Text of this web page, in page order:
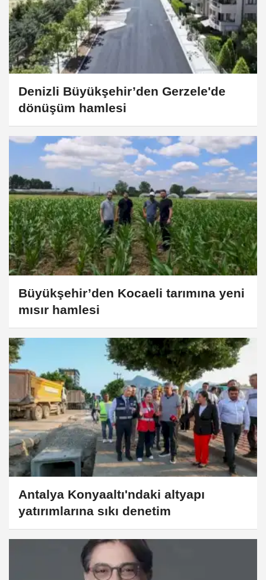
Denizli Büyükşehir’den Gerzele'de
dönüşüm hamlesi
Büyükşehir’den Kocaeli tarımına yeni
mısır hamlesi
Antalya Konyaaltı'ndaki altyapı
yatırımlarına sıkı denetim